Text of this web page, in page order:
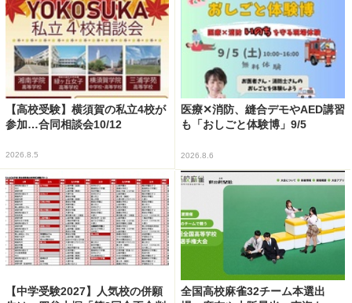
【高校受験】横須賀の私立4校が
参加…合同相談会10/12
2026.8.5
医療✕消防、縫合デモやAED講習
も「おしごと体験博」9/5
2026.8.6
【中学受験2027】人気校の併願
全国高校麻雀32チーム本選出